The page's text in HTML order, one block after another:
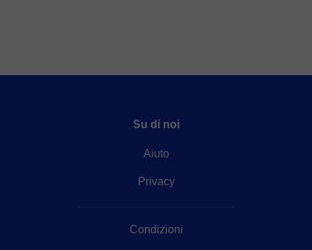
Su di noi
Aiuto
Privacy
Condizioni